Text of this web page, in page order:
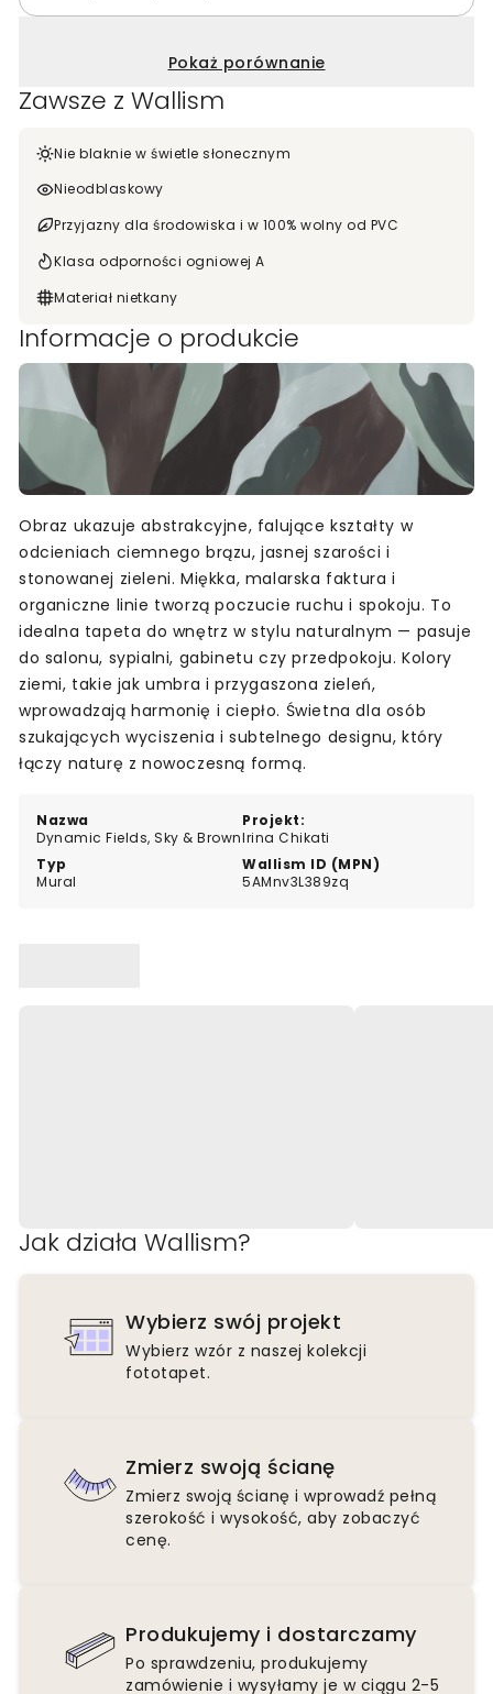
Pokaż porównanie
Zawsze z Wallism
Nie blaknie w świetle słonecznym
Nieodblaskowy
Przyjazny dla środowiska i w 100% wolny od PVC
Klasa odporności ogniowej A
Materiał nietkany
Informacje o produkcie
Nazwa
Dynamic Fields, Sky & Brown
Projekt:
Irina Chikati
Typ
Mural
Wallism ID (MPN)
5AMnv3L389zq
Obraz ukazuje abstrakcyjne, falujące kształty w
odcieniach ciemnego brązu, jasnej szarości i
stonowanej zieleni. Miękka, malarska faktura i
organiczne linie tworzą poczucie ruchu i spokoju. To
idealna tapeta do wnętrz w stylu naturalnym — pasuje
do salonu, sypialni, gabinetu czy przedpokoju. Kolory
ziemi, takie jak umbra i przygaszona zieleń,
wprowadzają harmonię i ciepło. Świetna dla osób
szukających wyciszenia i subtelnego designu, który
łączy naturę z nowoczesną formą.
Jak działa Wallism?
Wybierz swój projekt
Wybierz wzór z naszej kolekcji
fototapet.
Zmierz swoją ścianę
Zmierz swoją ścianę i wprowadź pełną
szerokość i wysokość, aby zobaczyć
cenę.
Produkujemy i dostarczamy
Po sprawdzeniu, produkujemy
zamówienie i wysyłamy je w ciągu 2-5